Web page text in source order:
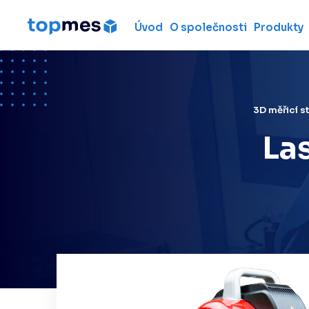
Úvod O společnosti Produkty
Hardware
Laserové skenery
Pronájem 3D měřicích
Profesionální 3D ruční
skenery
3D měřicí